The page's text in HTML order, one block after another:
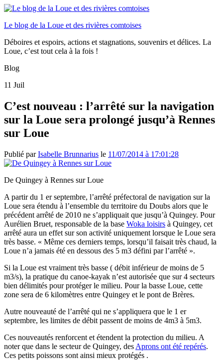
Le blog de la Loue et des rivières comtoises
Déboires et espoirs, actions et stagnations, souvenirs et délices. La
Loue, c’est tout cela à la fois !
Blog
11 Juil
C’est nouveau : l’arrêté sur la navigation
sur la Loue sera prolongé jusqu’à Rennes
sur Loue
Publié parIsabelle Brunnarius le 11/07/2014 à 17:01:28
De Quingey à Rennes sur Loue
A partir du 1 er septembre, l’arrêté préfectoral de navigation sur la
Loue sera étendu à l’ensemble du territoire du Doubs alors que le
précédent arrêté de 2010 ne s’appliquait que jusqu’à Quingey. Pour
Aurélien Bruet, responsable de la base Woka loisirs à Quingey, cet
arrêté aura un effet sur son activité uniquement lorsque le Loue sera
très basse. « Même ces derniers temps, lorsqu’il faisait très chaud, la
Loue n’a jamais été en dessous des 5 m3 défini par l’arrêté ».
Si la Loue est vraiment très basse ( débit inférieur de moins de 5
m3/s), la pratique du canoe-kayak n’est autorisée que sur 4 secteurs
bien délimités pour protéger le milieu. Pour la basse Loue, cette
zone sera de 6 kilomètres entre Quingey et le pont de Brères.
Autre nouveauté de l’arrêté qui ne s’appliquera que le 1 er
septembre, les limites de débit passent de moins de 4m3 à 5m3.
Ces nouveautés renforcent et étendent la protection du milieu. A
noter que dans le secteur de Quingey, des Aprons ont été repérés.
Ces petits poissons sont ainsi mieux protégés .